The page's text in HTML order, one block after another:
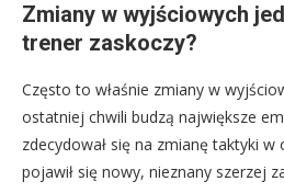
Zmiany w wyjściowych
trener zaskoczy?
Często to właśnie zmiany w
ostatniej chwili budzą największe
zdecydował się na zmianę taktyki w
pojawił się nowy, nieznany szerzej